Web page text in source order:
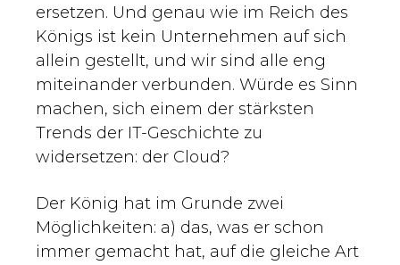
ersetzen. Und genau wie im Reich des
Königs ist kein Unternehmen auf sich
allein gestellt, und wir sind alle eng
miteinander verbunden. Würde es Sinn
machen, sich einem der stärksten
Trends der IT-Geschichte zu
widersetzen: der Cloud?
Der König hat im Grunde zwei
Möglichkeiten: a) das, was er schon
immer gemacht hat, auf die gleiche Art